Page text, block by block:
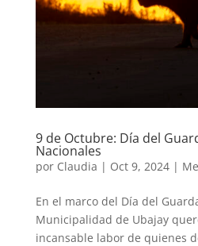
9 de Octubre: Día del
Nacionales
por Claudia | Oct 9, 2024|
En el marco del Día del
Municipalidad de Ubajay
incansable labor de quienes